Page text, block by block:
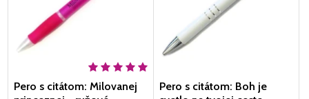
Pero s citátom: Milovanej
Pero s citátom: Boh je